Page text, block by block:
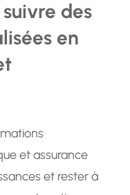
suivre des
en
et assurance
et rester à